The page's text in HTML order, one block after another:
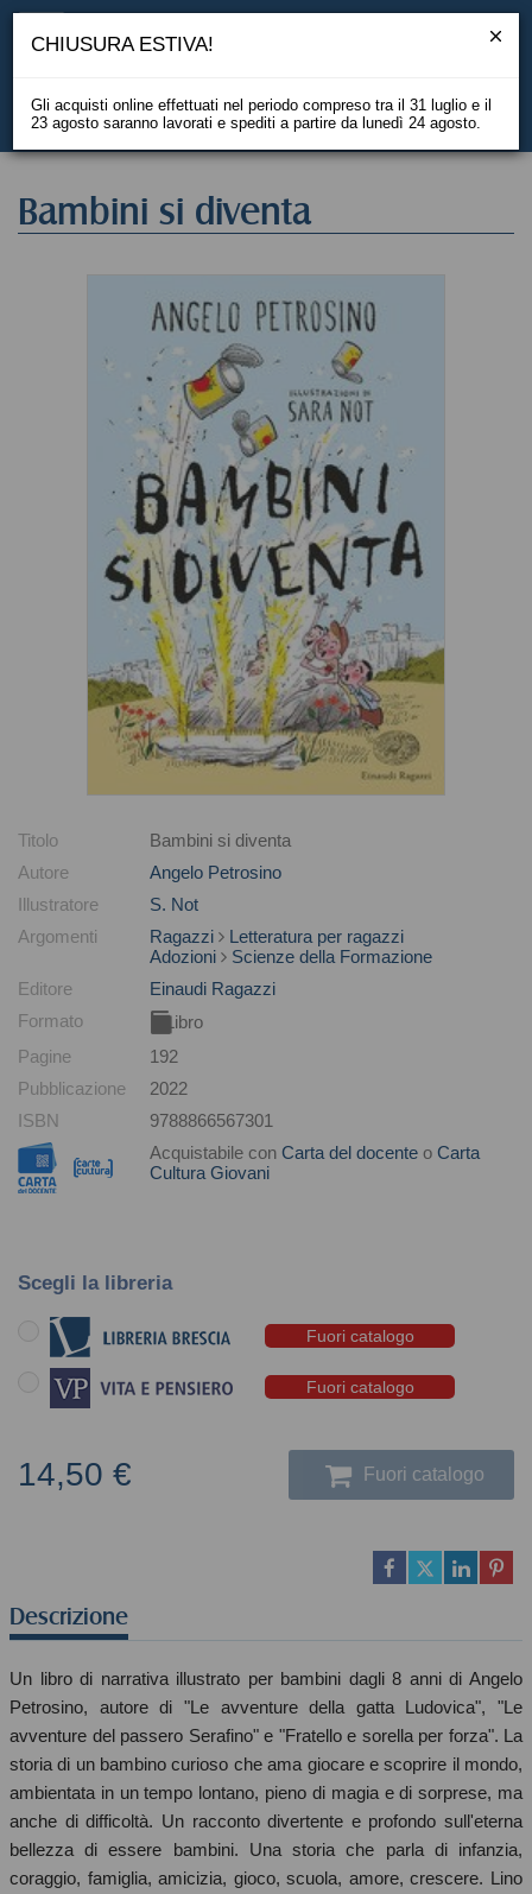
EN
Bambini si diventa
Titolo
Bambini si diventa
Autore
Angelo Petrosino
Illustratore
S. Not
Argomenti
Ragazzi
Letteratura per ragazzi
Adozioni
Scienze della Formazione
Editore
Einaudi Ragazzi
Formato
Libro
Pagine
192
Pubblicazione
2022
ISBN
9788866567301
Acquistabile con Carta del docente o Carta
Cultura Giovani
Scegli la libreria
Fuori catalogo
Fuori catalogo
14,50 € Fuori catalogo
Descrizione
Un libro di narrativa illustrato per bambini dagli 8 anni di Angelo
Petrosino, autore di "Le avventure della gatta Ludovica", "Le
avventure del passero Serafino" e "Fratello e sorella per forza". La
storia di un bambino curioso che ama giocare e scoprire il mondo,
ambientata in un tempo lontano, pieno di magia e di sorprese, ma
anche di difficoltà. Un racconto divertente e profondo sull'eterna
bellezza di essere bambini. Una storia che parla di infanzia,
coraggio, famiglia, amicizia, gioco, scuola, amore, crescere. Lino
CHIUSURA ESTIVA!
Gli acquisti online effettuati nel periodo compreso tra il 31 luglio e il
23 agosto saranno lavorati e spediti a partire da lunedì 24 agosto.